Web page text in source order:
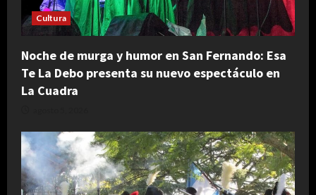
Cultura
Noche de murga y humor en San Fernando: Esa
Te La Debo presenta su nuevo espectáculo en
La Cuadra